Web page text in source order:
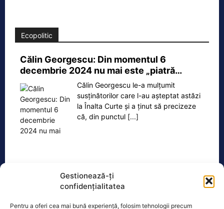
Gestionează-ți
confidențialitatea
Pentru a oferi cea mai bună experiență, folosim tehnologii precum
Ecopolitic
Călin Georgescu: Din momentul 6
decembrie 2024 nu mai este „piatră…
Călin Georgescu le-a mulțumit
susținătorilor care l-au așteptat astăzi
la Înalta Curte și a ținut să precizeze
că, din punctul [...]
Oficiul de Știri
unde va…